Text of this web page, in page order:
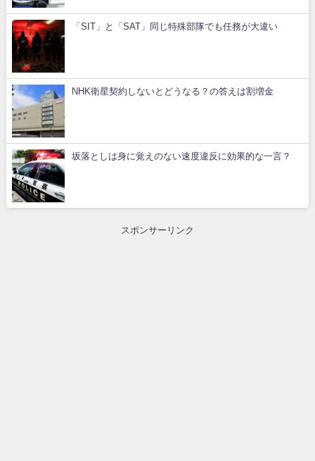
「SIT」と「SAT」同じ特殊部隊でも任務が大違い
NHK衛星契約しないとどうなる？の答えは割増金
坂落としは身に覚えのない速度違反に効果的な一言？
スポンサーリンク